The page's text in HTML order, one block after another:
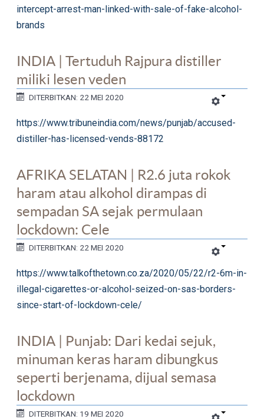
intercept-arrest-man-linked-with-sale-of-fake-alcohol-
brands
INDIA | Tertuduh Rajpura distiller
miliki lesen veden
DITERBITKAN: 22 MEI 2020
https://www.tribuneindia.com/news/punjab/accused-
distiller-has-licensed-vends-88172
AFRIKA SELATAN | R2.6 juta rokok
haram atau alkohol dirampas di
sempadan SA sejak permulaan
lockdown: Cele
DITERBITKAN: 22 MEI 2020
https://www.talkofthetown.co.za/2020/05/22/r2-6m-in-
illegal-cigarettes-or-alcohol-seized-on-sas-borders-
since-start-of-lockdown-cele/
INDIA | Punjab: Dari kedai sejuk,
minuman keras haram dibungkus
seperti berjenama, dijual semasa
lockdown
DITERBITKAN: 19 MEI 2020